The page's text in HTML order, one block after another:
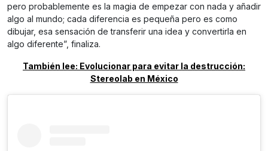
pero probablemente es la magia de empezar con nada y añadir
algo al mundo; cada diferencia es pequeña pero es como
dibujar, esa sensación de transferir una idea y convertirla en
algo diferente”, finaliza.
También lee: Evolucionar para evitar la destrucción:
Stereolab en México